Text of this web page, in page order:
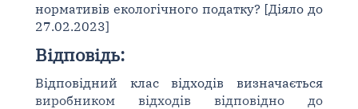
нормативів екологічного податку? [Діяло до
27.02.2023]
Відповідь:
Відповідний клас відходів визначається
виробником відходів відповідно до